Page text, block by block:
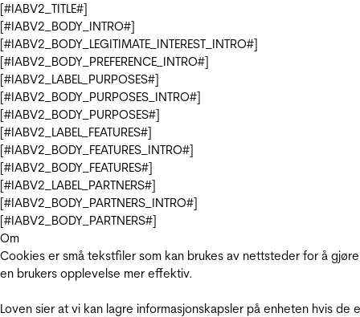
[#IABV2_TITLE#]
[#IABV2_BODY_INTRO#]
[#IABV2_BODY_LEGITIMATE_INTEREST_INTRO#]
[#IABV2_BODY_PREFERENCE_INTRO#]
[#IABV2_LABEL_PURPOSES#]
[#IABV2_BODY_PURPOSES_INTRO#]
[#IABV2_BODY_PURPOSES#]
[#IABV2_LABEL_FEATURES#]
[#IABV2_BODY_FEATURES_INTRO#]
[#IABV2_BODY_FEATURES#]
[#IABV2_LABEL_PARTNERS#]
[#IABV2_BODY_PARTNERS_INTRO#]
[#IABV2_BODY_PARTNERS#]
Om
Cookies er små tekstfiler som kan brukes av nettsteder for å gjøre
en brukers opplevelse mer effektiv.
Loven sier at vi kan lagre informasjonskapsler på enheten hvis de